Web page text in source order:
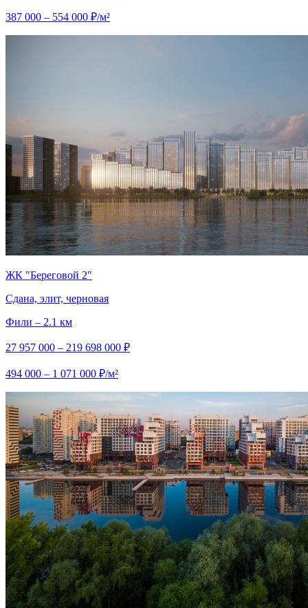
387 000 – 554 000 ₽/м²
ЖК "Береговой 2"
Сдана, элит, черновая
Фили – 2.1 км
27 957 000 – 219 698 000 ₽
494 000 – 1 071 000 ₽/м²